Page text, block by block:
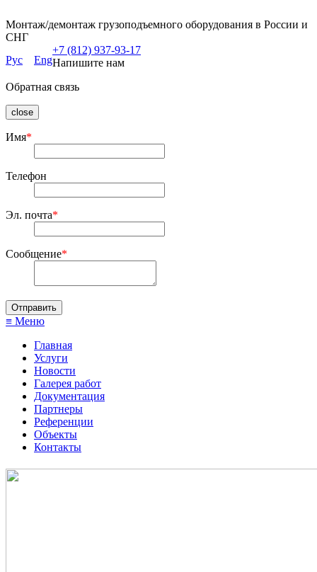
Монтаж/демонтаж грузоподъемного оборудования в России и
СНГ
Рус
Eng
+7 (812) 937-93-17
Напишите нам
Обратная связь
close
Имя*
Телефон
Эл. почта*
Сообщение*
≡ Меню
Главная
Услуги
Новости
Галерея работ
Документация
Партнеры
Референции
Объекты
Контакты